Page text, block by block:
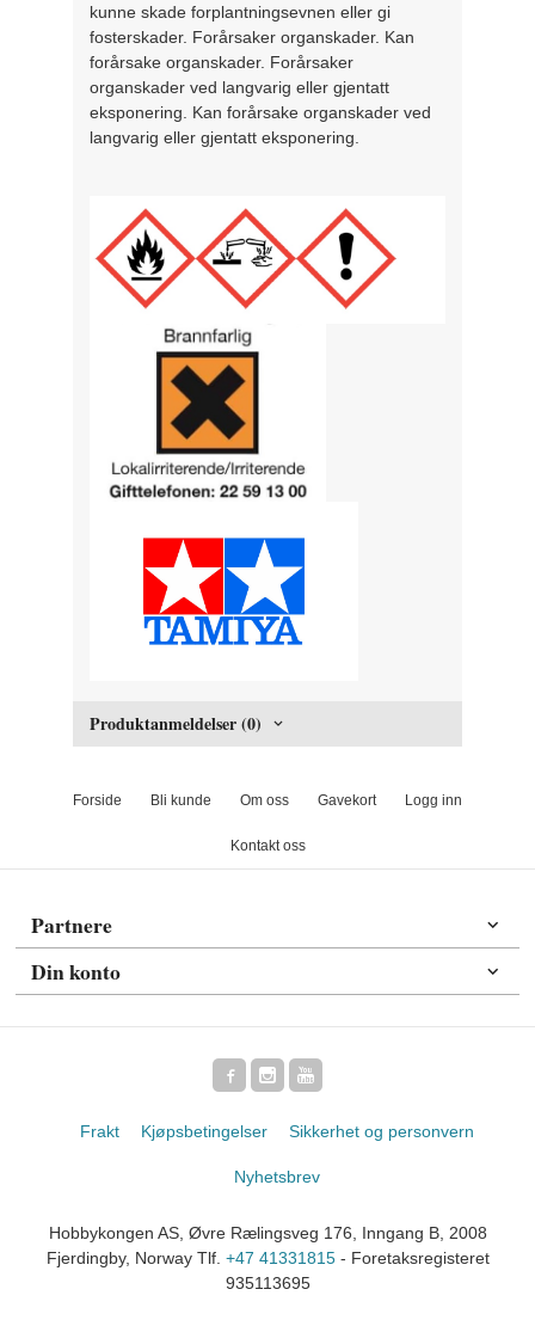
kunne skade forplantningsevnen eller gi
fosterskader. Forårsaker organskader. Kan
forårsake organskader. Forårsaker
organskader ved langvarig eller gjentatt
eksponering. Kan forårsake organskader ved
langvarig eller gjentatt eksponering.
Produktanmeldelser (0)
Forside Bli kunde Om oss Gavekort Logg inn
Kontakt oss
Partnere
Din konto
Frakt Kjøpsbetingelser Sikkerhet og personvern
Nyhetsbrev
Hobbykongen AS, Øvre Rælingsveg 176, Inngang B, 2008
Fjerdingby, Norway Tlf. +47 41331815- Foretaksregisteret
935113695